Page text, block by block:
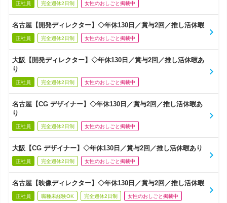
正社員 完全週休2日制 女性のおしごと掲載中
名古屋【開発ディレクター】◇年休130日／賞与2回／推し活休暇
正社員 完全週休2日制 女性のおしごと掲載中
大阪【開発ディレクター】◇年休130日／賞与2回／推し活休暇あ
り
正社員 完全週休2日制 女性のおしごと掲載中
名古屋【CG デザイナー】◇年休130日／賞与2回／推し活休暇あ
り
正社員 完全週休2日制 女性のおしごと掲載中
大阪【CG デザイナー】◇年休130日／賞与2回／推し活休暇あり
正社員 完全週休2日制 女性のおしごと掲載中
名古屋【映像ディレクター】◇年休130日／賞与2回／推し活休暇
正社員 職種未経験OK 完全週休2日制 女性のおしごと掲載中